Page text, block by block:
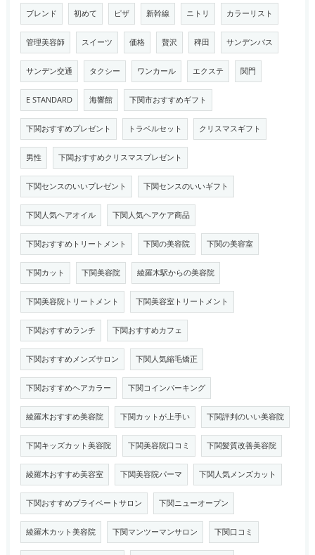
ブレンド 初めて ピザ 新幹線 ニトリ カラーリスト
管理美容師 スイーツ 価格 贅沢 稗田 サンデンバス
サンデン交通 タクシー ワンカール エクステ 関門
E STANDARD 海響館 下関市おすすめギフト
下関おすすめプレゼント トラベルセット クリスマスギフト
男性 下関おすすめクリスマスプレゼント
下関センスのいいプレゼント 下関センスのいいギフト
下関人気ヘアオイル 下関人気ヘアケア商品
下関おすすめトリートメント 下関の美容院 下関の美容室
下関カット 下関美容院 綾羅木駅からの美容院
下関美容院トリートメント 下関美容室トリートメント
下関おすすめランチ 下関おすすめカフェ
下関おすすめメンズサロン 下関人気縮毛矯正
下関おすすめヘアカラー 下関コインパーキング
綾羅木おすすめ美容院 下関カットが上手い 下関評判のいい美容院
下関キッズカット美容院 下関美容院口コミ 下関髪質改善美容院
綾羅木おすすめ美容室 下関美容院パーマ 下関人気メンズカット
下関おすすめプライベートサロン 下関ニューオープン
綾羅木カット美容院 下関マンツーマンサロン 下関口コミ